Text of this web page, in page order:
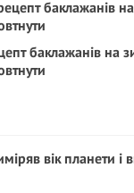
баклажанів на